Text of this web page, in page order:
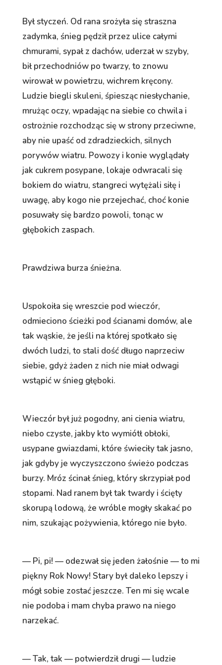
Był styczeń. Od rana srożyła się straszna
zadymka, śnieg pędził przez ulice całymi
chmurami, sypał z dachów, uderzał w szyby,
bił przechodniów po twarzy, to znowu
wirował w powietrzu, wichrem kręcony.
Ludzie biegli skuleni, śpiesząc niesłychanie,
mrużąc oczy, wpadając na siebie co chwila i
ostrożnie rozchodząc się w strony przeciwne,
aby nie upaść od zdradzieckich, silnych
porywów wiatru. Powozy i konie wyglądały
jak cukrem posypane, lokaje odwracali się
bokiem do wiatru, stangreci wytężali siłę i
uwagę, aby kogo nie przejechać, choć konie
posuwały się bardzo powoli, tonąc w
głębokich zaspach.
Prawdziwa burza śnieżna.
Uspokoiła się wreszcie pod wieczór,
odmieciono ścieżki pod ścianami domów, ale
tak wąskie, że jeśli na której spotkało się
dwóch ludzi, to stali dość długo naprzeciw
siebie, gdyż żaden z nich nie miał odwagi
wstąpić w śnieg głęboki.
Wieczór był już pogodny, ani cienia wiatru,
niebo czyste, jakby kto wymiótł obłoki,
usypane gwiazdami, które świeciły tak jasno,
jak gdyby je wyczyszczono świeżo podczas
burzy. Mróz ścinał śnieg, który skrzypiał pod
stopami. Nad ranem był tak twardy i ścięty
skorupą lodową, że wróble mogły skakać po
nim, szukając pożywienia, którego nie było.
— Pi, pi! — odezwał się jeden żałośnie — to mi
piękny Rok Nowy! Stary był daleko lepszy i
mógł sobie zostać jeszcze. Ten mi się wcale
nie podoba i mam chyba prawo na niego
narzekać.
— Tak, tak — potwierdził drugi — ludzie